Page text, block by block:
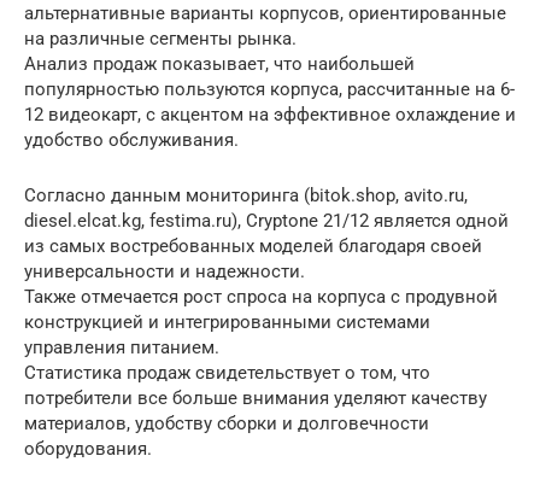
альтернативные варианты корпусов, ориентированные
на различные сегменты рынка.
Анализ продаж показывает, что наибольшей
популярностью пользуются корпуса, рассчитанные на 6-
12 видеокарт, с акцентом на эффективное охлаждение и
удобство обслуживания.
Согласно данным мониторинга (bitok.shop, avito.ru,
diesel.elcat.kg, festima.ru), Cryptone 21/12 является одной
из самых востребованных моделей благодаря своей
универсальности и надежности.
Также отмечается рост спроса на корпуса с продувной
конструкцией и интегрированными системами
управления питанием.
Статистика продаж свидетельствует о том, что
потребители все больше внимания уделяют качеству
материалов, удобству сборки и долговечности
оборудования.